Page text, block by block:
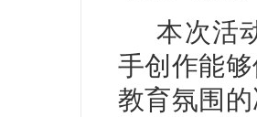
本次活
手创作能
教育氛围